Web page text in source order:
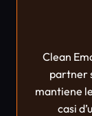
Clean
partner
mantiene
casi